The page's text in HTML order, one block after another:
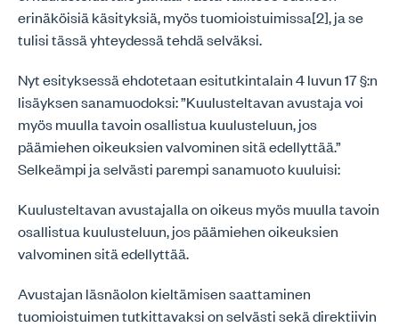
erinäköisiä käsityksiä, myös tuomioistuimissa[2], ja se
tulisi tässä yhteydessä tehdä selväksi.
Nyt esityksessä ehdotetaan esitutkintalain 4 luvun 17 §:n
lisäyksen sanamuodoksi: ”Kuulusteltavan avustaja voi
myös muulla tavoin osallistua kuulusteluun, jos
päämiehen oikeuksien valvominen sitä edellyttää.”
Selkeämpi ja selvästi parempi sanamuoto kuuluisi:
Kuulusteltavan avustajalla on oikeus myös muulla tavoin
osallistua kuulusteluun, jos päämiehen oikeuksien
valvominen sitä edellyttää.
Avustajan läsnäolon kieltämisen saattaminen
tuomioistuimen tutkittavaksi on selvästi sekä direktiivin